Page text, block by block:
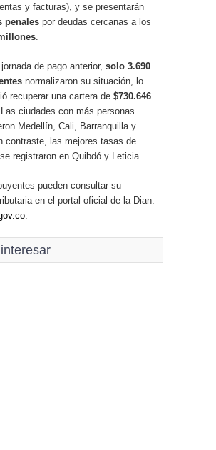
y facturas), y se presentarán
penales por deudas cercanas a los
de pago anterior, solo 3.690
normalizaron su situación, lo
recuperar una cartera de $730.646
. Las ciudades con más personas
Medellín, Cali, Barranquilla y
contraste, las mejores tasas de
registraron en Quibdó y Leticia.
pueden consultar su
en el portal oficial de la Dian:
interesar